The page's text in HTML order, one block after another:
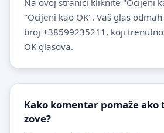
"Ocijeni kao OK". Vaš glas
broj +38599235211, koji trenutno
OK glasova.
Kako komentar pomaže
zove?